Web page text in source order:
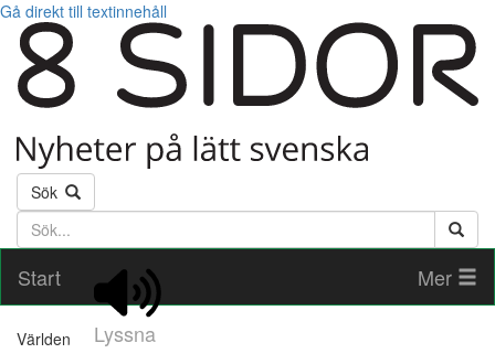
Gå direkt till textinnehåll
Sök
Söktext
Start
Lyssna
Mer
Världen